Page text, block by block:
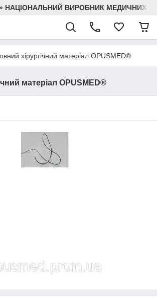
НАЦІОНАЛЬНИЙ ВИРОБНИК МЕДИЧНИХ
хірургічний матеріал OPUSMED®
матеріал OPUSMED®